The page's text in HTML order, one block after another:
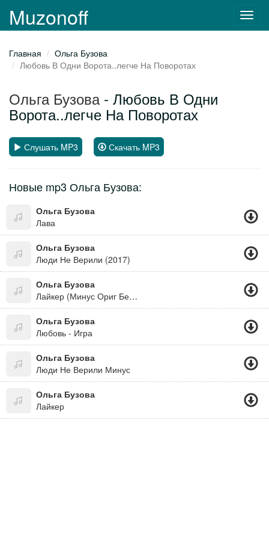
Muzonoff
Главная
Ольга Бузова
Любовь В Одни Ворота..легче На Поворотах
Ольга Бузова- Любовь В Одни
Ворота..легче На Поворотах
Слушать MP3 Скачать MP3
Новые mp3 Ольга Бузова:
Ольга Бузова
Лава
Ольга Бузова
Люди Не Верили (2017)
Ольга Бузова
Лайкер (Минус Ориг Без Бэк)
Ольга Бузова
Любовь - Игра
Ольга Бузова
Люди Не Верили Минус
Ольга Бузова
Лайкер